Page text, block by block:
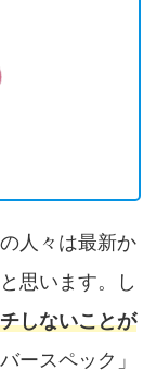
人々は最新か
思います。し
しないことが
ースペック」